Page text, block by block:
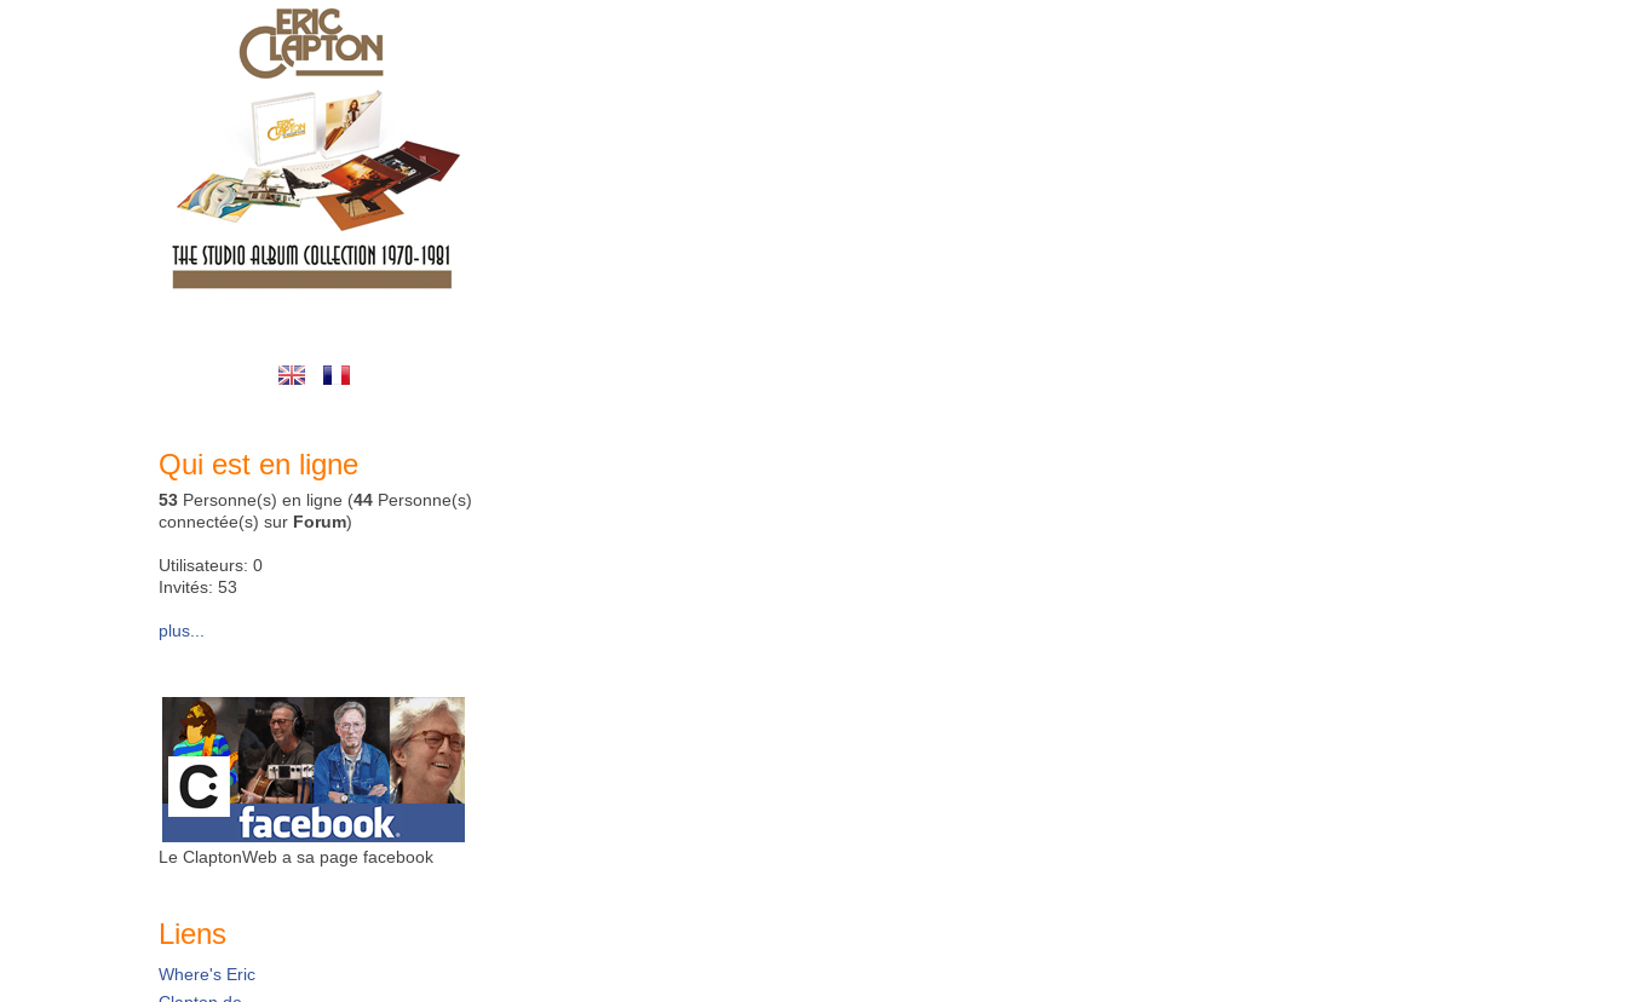
Qui est en ligne
53 Personne(s) en ligne (44 Personne(s)
connectée(s) sur Forum)
Utilisateurs: 0
Invités: 53
plus...
Le ClaptonWeb a sa page facebook
Liens
Where's Eric